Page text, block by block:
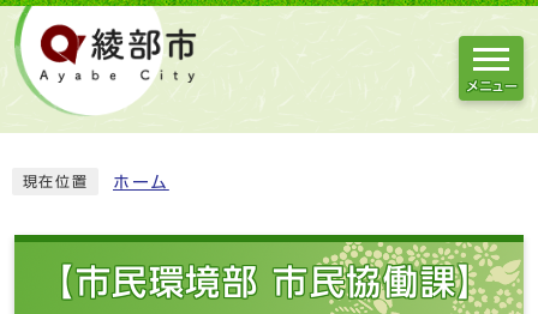
メニュー
現在位置 ホーム
【市民環境部 市民協働課】